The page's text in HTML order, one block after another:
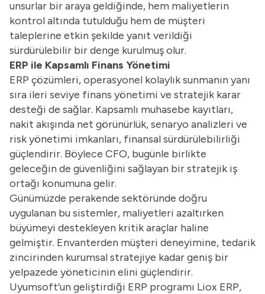
unsurlar bir araya geldiğinde, hem maliyetlerin
kontrol altında tutulduğu hem de müşteri
taleplerine etkin şekilde yanıt verildiği
sürdürülebilir bir denge kurulmuş olur.
ERP ile Kapsamlı Finans Yönetimi
ERP çözümleri, operasyonel kolaylık sunmanın yanı
sıra ileri seviye finans yönetimi ve stratejik karar
desteği de sağlar. Kapsamlı muhasebe kayıtları,
nakit akışında net görünürlük, senaryo analizleri ve
risk yönetimi imkanları, finansal sürdürülebilirliği
güçlendirir. Böylece CFO, bugünle birlikte
geleceğin de güvenliğini sağlayan bir stratejik iş
ortağı konumuna gelir.
Günümüzde perakende sektöründe doğru
uygulanan bu sistemler, maliyetleri azaltırken
büyümeyi destekleyen kritik araçlar haline
gelmiştir. Envanterden müşteri deneyimine, tedarik
zincirinden kurumsal stratejiye kadar geniş bir
yelpazede yöneticinin elini güçlendirir.
Uyumsoft’un geliştirdiği ERP programı Liox ERP,